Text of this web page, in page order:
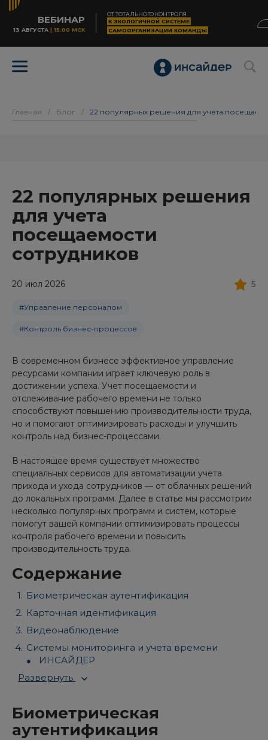
ВЕБИНАР
13 АВГУСТА | 15:00 МСК
ОТ ТОТАЛЬНОГО КОНТРОЛЯ
К ЭКОЛОГИЧНОЙ СИСТЕМЕ
САМООРГАНИЗАЦИИ КОМАНДЫ
Главная / Блог / 22 популярных решения для учета
22 популярных решения
для учета
посещаемости
сотрудников
20 июл 2026 5
#Управление персоналом
#Контроль бизнес-процессов
В современном бизнесе эффективное управление
ресурсами компании играет ключевую роль в
достижении успеха. Учет посещаемости и
отслеживание рабочего времени не только
способствуют повышению производительности труда,
но и помогают оптимизировать расходы и улучшить
контроль над бизнес-процессами.
В настоящее время существует множество
специальных сервисов для автоматизации учета
прихода и ухода сотрудников — от облачных решений
до локальных программ. Далее в статье мы рассмотрим
несколько популярных программ и систем, которые
помогут вашей компании оптимизировать процессы
контроля рабочего времени и повысить
производительность труда.
Содержание
Биометрическая аутентификация
Карточная идентификация
Видеонаблюдение
Системы мониторинга и учета времени
ИНСАЙДЕР
Развернуть
Биометрическая
аутентификация